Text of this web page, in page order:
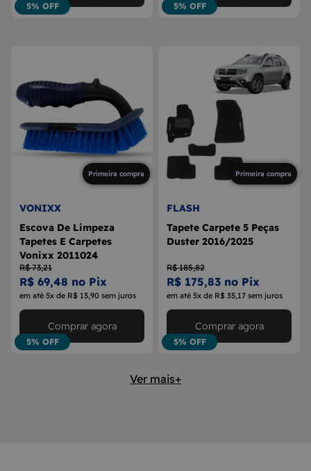
5% OFF 5% OFF
Primeira compra
VONIXX
Escova De Limpeza
Tapetes E Carpetes
Vonixx 2011024
R$ 73,21
R$ 69,48 no Pix
em até 5x de R$ 13,90 sem juros
5% OFF
Comprar agora
Primeira compra
FLASH
Tapete Carpete 5 Peças
Duster 2016/2025
R$ 185,82
R$ 175,83 no Pix
em até 5x de R$ 35,17 sem juros
5% OFF
Comprar agora
Ver mais+